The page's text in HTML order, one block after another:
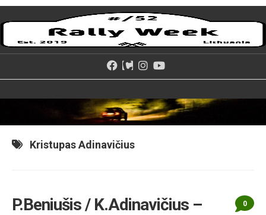
Skip
to
Kristupas Adinavičius
P.Beniušis / K.Adinavičius –
0